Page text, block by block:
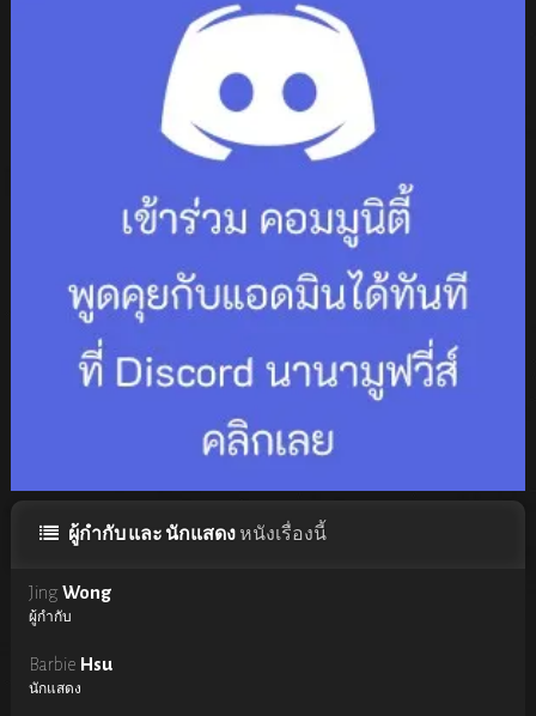
ผู้กำกับ และ นักแสดงหนังเรื่องนี้
JingWong
ผู้กำกับ
Barbie Hsu
นักแสดง